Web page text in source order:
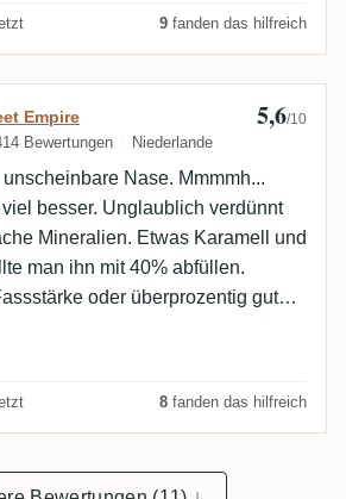
9 fanden das hilfreich
Rowald Sweet Empire
Empire
Bewertungen Niederlande
5,6/10
Nase. Mmmmh...
besser. Unglaublich verdünnt
Mineralien. Etwas Karamell und
man ihn mit 40% abfüllen.
oder überprozentig gut
8 fanden das hilfreich